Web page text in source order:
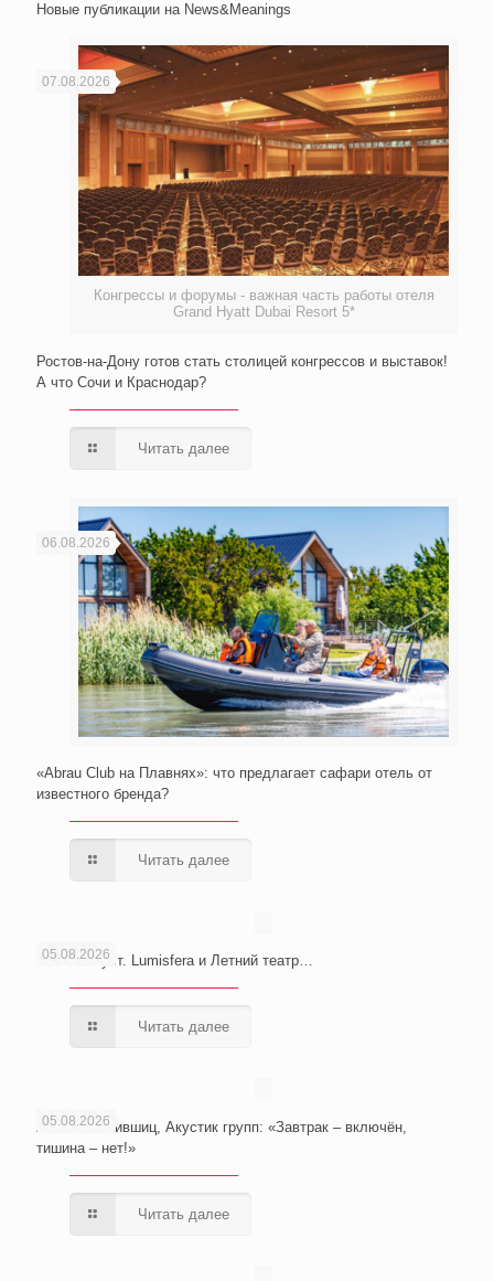
Новые публикации на News&Meanings
Конгрессы и форумы - важная часть работы отеля
Grand Hyatt Dubai Resort 5*
07.08.2026
Ростов-на-Дону готов стать столицей конгрессов и выставок!
А что Сочи и Краснодар?
Читать далее
06.08.2026
«Abrau Club на Плавнях»: что предлагает сафари отель от
известного бренда?
Читать далее
05.08.2026
Сочи. Август. Lumisfera и Летний театр…
Читать далее
05.08.2026
Анатолий Лившиц, Акустик групп: «Завтрак – включён,
тишина – нет!»
Читать далее